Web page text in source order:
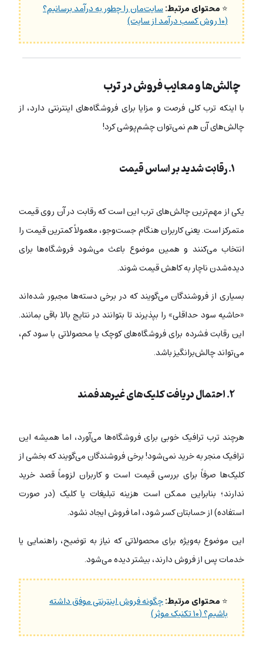
⭐محتوای مرتبط:سایت‌مان را چطور به درآمد برسانیم؟
(۱۰ روش کسب درآمد از سایت)
چالش‌ها و معایب فروش در ترب
با اینکه ترب کلی فرصت و مزایا برای فروشگاه‌های اینترنتی دارد، از
چالش‌های آن هم نمی‌توان چشم‌پوشی کرد!
۱. رقابت شدید بر اساس قیمت
یکی از مهم‌ترین چالش‌های ترب این است که رقابت در آن روی قیمت
متمرکز است. یعنی کاربران هنگام جست‌وجو، معمولاً کمترین قیمت را
انتخاب می‌کنند و همین موضوع باعث می‌شود فروشگاه‌ها برای
دیده‌شدن ناچار به کاهش قیمت شوند.
بسیاری از فروشندگان می‌گویند که در برخی دسته‌ها مجبور شده‌اند
«حاشیه سود حداقلی» را بپذیرند تا بتوانند در نتایج بالا باقی بمانند.
این رقابت فشرده برای فروشگاه‌های کوچک یا محصولاتی با سود کم،
می‌تواند چالش‌برانگیز باشد.
۲. احتمال دریافت کلیک‌های غیرهدفمند
هرچند ترب ترافیک خوبی برای فروشگاه‌ها می‌آورد، اما همیشه این
ترافیک منجر به خرید نمی‌شود! برخی فروشندگان می‌گویند که بخشی از
کلیک‌ها صرفاً برای بررسی قیمت است و کاربران لزوماً قصد خرید
ندارند؛ بنابراین ممکن است هزینه تبلیغات یا کلیک (در صورت
استفاده) از حسابتان کسر شود، اما فروش ایجاد نشود.
این موضوع به‌ویژه برای محصولاتی که نیاز به توضیح، راهنمایی یا
خدمات پس از فروش دارند، بیشتر دیده می‌شود.
⭐محتوای مرتبط:چگونه فروش اینترنتی موفق داشته
باشیم؟ (۱۰ تکنیک موثر)